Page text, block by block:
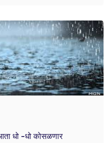
धो -धो कोसळणार